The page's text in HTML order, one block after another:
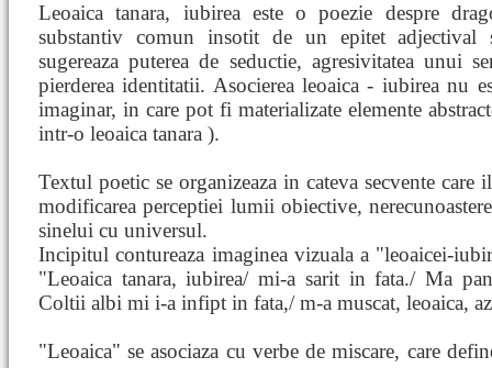
Leoaica tanara, iubirea este o poezie despre
substantiv comun insotit de un epitet
sugereaza puterea de seductie, agresivitatea unui
pierderea identitatii. Asocierea leoaica - iubirea nu
imaginar, in care pot fi materializate elemente
intr-o leoaica tanara ).
Textul poetic se organizeaza in cateva secvente care
modificarea perceptiei lumii obiective,
sinelui cu universul.
Incipitul contureaza imaginea vizuala a "leoaicei-
"Leoaica tanara, iubirea/ mi-a sarit in fata./ Ma
Coltii albi mi i-a infipt in fata,/ m-a muscat, leoaica,
"Leoaica" se asociaza cu verbe de miscare, care